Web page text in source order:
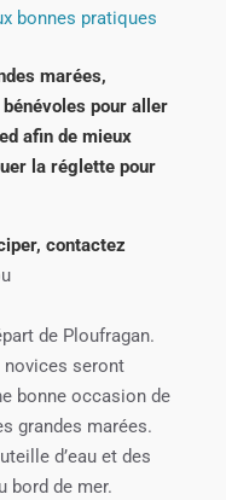
bonnes pratiques
marées,
pour aller
afin de mieux
la réglette pour
contactez
de Ploufragan.
novices seront
bonne occasion de
grandes marées.
d’eau et des
bord de mer.